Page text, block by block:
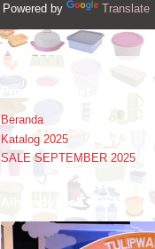
Powered by Translate
Promo Booklet
Beranda
Katalog 2025
SALE SEPTEMBER 2025
Alhamdulillah